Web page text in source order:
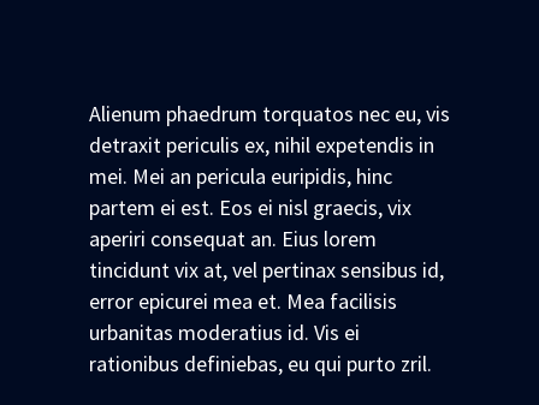
Alienum phaedrum torquatos nec eu, vis
detraxit periculis ex, nihil expetendis in
mei. Mei an pericula euripidis, hinc
partem ei est. Eos ei nisl graecis, vix
aperiri consequat an. Eius lorem
tincidunt vix at, vel pertinax sensibus id,
error epicurei mea et. Mea facilisis
urbanitas moderatius id. Vis ei
rationibus definiebas, eu qui purto zril.